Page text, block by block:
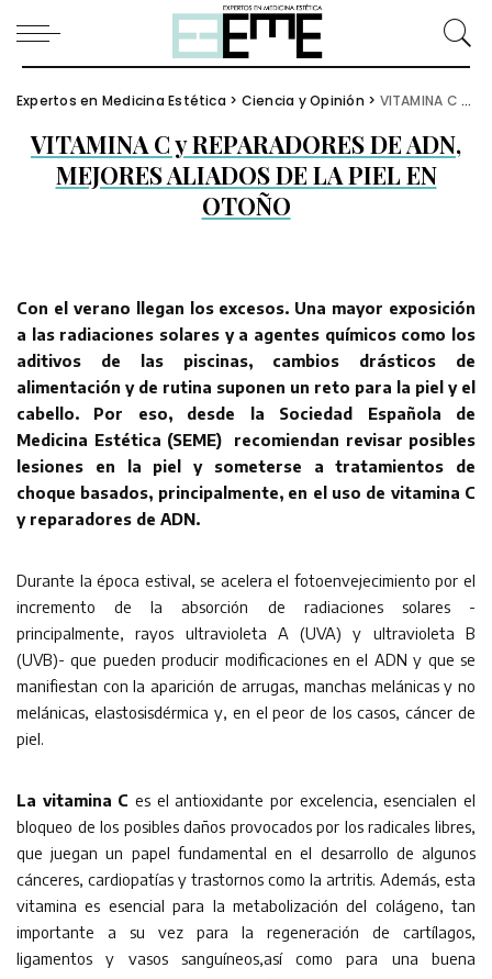
Expertos en Medicina Estética > Ciencia y Opinión > VITAMINA C y REPARADORES DE ADN, MEJORES ALIADOS DE LA PIEL EN OTOÑO
VITAMINA C y REPARADORES DE ADN,
MEJORES ALIADOS DE LA PIEL EN
OTOÑO
Con el verano llegan los excesos. Una mayor exposición
a las radiaciones solares y a agentes químicos como los
aditivos de las piscinas, cambios drásticos de
alimentación y de rutina suponen un reto para la piel y el
cabello. Por eso, desde la Sociedad Española de
Medicina Estética (SEME) recomiendan revisar posibles
lesiones en la piel y someterse a tratamientos de
choque basados, principalmente, en el uso de vitamina C
y reparadores de ADN.
Durante la época estival, se acelera el fotoenvejecimiento por el
incremento de la absorción de radiaciones solares -
principalmente, rayos ultravioleta A (UVA) y ultravioleta B
(UVB)- que pueden producir modificaciones en el ADN y que se
manifiestan con la aparición de arrugas, manchas melánicas y no
melánicas, elastosisdérmica y, en el peor de los casos, cáncer de
piel.
La vitamina C es el antioxidante por excelencia, esencialen el
bloqueo de los posibles daños provocados por los radicales libres,
que juegan un papel fundamental en el desarrollo de algunos
cánceres, cardiopatías y trastornos como la artritis. Además, esta
vitamina es esencial para la metabolización del colágeno, tan
importante a su vez para la regeneración de cartílagos,
ligamentos y vasos sanguíneos,así como para una buena